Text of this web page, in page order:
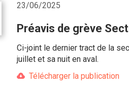
23/06/2025
Préavis de grève
Ci-joint le dernier tract de la
juillet et sa nuit en aval.
Télécharger la publication